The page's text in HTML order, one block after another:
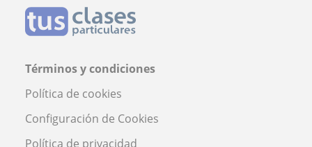
Términos y condiciones
Política de cookies
Configuración de Cookies
Política de privacidad